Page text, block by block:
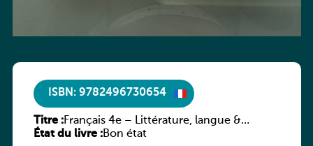
ISBN: 9782496730654
Titre :Français 4e – Littérature, langue &
méthodes
État du livre :Bon état